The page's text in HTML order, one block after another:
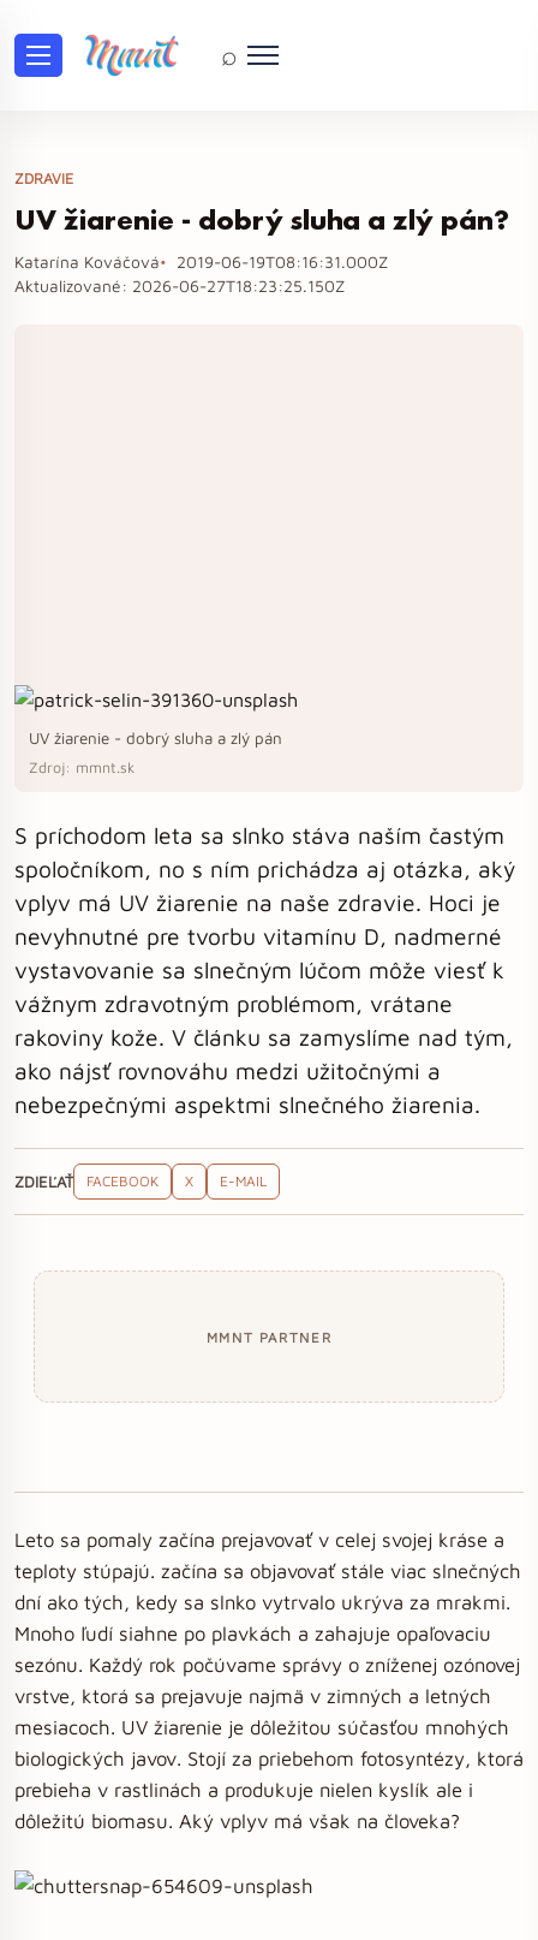
⌕
ZDRAVIE
UV žiarenie - dobrý sluha a zlý pán?
Katarína Kováčová
2019-06-19T08:16:31.000Z
Aktualizované: 2026-06-27T18:23:25.150Z
UV žiarenie - dobrý sluha a zlý pán
Zdroj: mmnt.sk
S príchodom leta sa slnko stáva naším častým
spoločníkom, no s ním prichádza aj otázka, aký
vplyv má UV žiarenie na naše zdravie. Hoci je
nevyhnutné pre tvorbu vitamínu D, nadmerné
vystavovanie sa slnečným lúčom môže viesť k
vážnym zdravotným problémom, vrátane
rakoviny kože. V článku sa zamyslíme nad tým,
ako nájsť rovnováhu medzi užitočnými a
nebezpečnými aspektmi slnečného žiarenia.
ZDIEĽAŤ FACEBOOK X E-MAIL
MMNT PARTNER
Leto sa pomaly začína prejavovať v celej svojej kráse a
teploty stúpajú. začína sa objavovať stále viac slnečných
dní ako tých, kedy sa slnko vytrvalo ukrýva za mrakmi.
Mnoho ľudí siahne po plavkách a zahajuje opaľovaciu
sezónu. Každý rok počúvame správy o zníženej ozónovej
vrstve, ktorá sa prejavuje najmä v zimných a letných
mesiacoch. UV žiarenie je dôležitou súčasťou mnohých
biologických javov. Stojí za priebehom fotosyntézy, ktorá
prebieha v rastlinách a produkuje nielen kyslík ale i
dôležitú biomasu. Aký vplyv má však na človeka?